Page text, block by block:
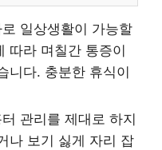
일상생활이 가능할
따라 며칠간 통증이
니다. 충분한 휴식이
관리를 제대로 하지
나 보기 싫게 자리 잡